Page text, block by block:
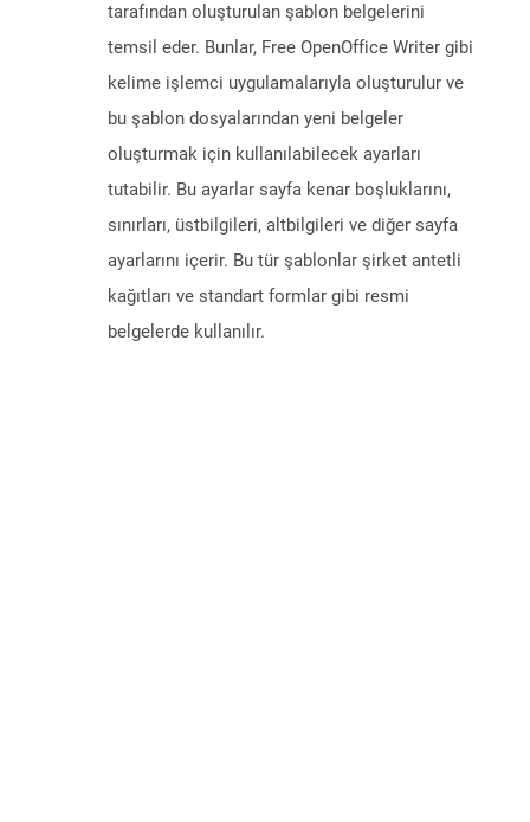
tarafından oluşturulan şablon belgelerini
temsil eder. Bunlar, Free OpenOffice Writer gibi
kelime işlemci uygulamalarıyla oluşturulur ve
bu şablon dosyalarından yeni belgeler
oluşturmak için kullanılabilecek ayarları
tutabilir. Bu ayarlar sayfa kenar boşluklarını,
sınırları, üstbilgileri, altbilgileri ve diğer sayfa
ayarlarını içerir. Bu tür şablonlar şirket antetli
kağıtları ve standart formlar gibi resmi
belgelerde kullanılır.